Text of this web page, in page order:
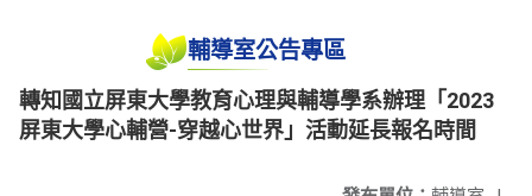
輔導室公告專區
轉知國立屏東大學教育心理與輔導學系辦理「2023
屏東大學心輔營-穿越心世界」活動延長報名時間